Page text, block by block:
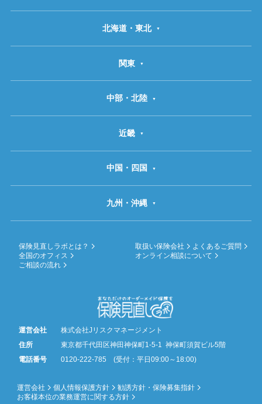
北海道・東北
関東
中部・北陸
近畿
中国・四国
九州・沖縄
保険見直しラボとは？
全国のオフィス
ご相談の流れ
取扱い保険会社
よくあるご質問
オンライン相談について
運営会社
株式会社Jリスクマネージメント
住所
東京都千代田区神田神保町1-5-1 神保町須賀ビル5階
電話番号
0120-222-785 (受付：平日09:00～18:00)
運営会社 個人情報保護方針
勧誘方針・保険募集指針
お客様本位の業務運営に関する方針